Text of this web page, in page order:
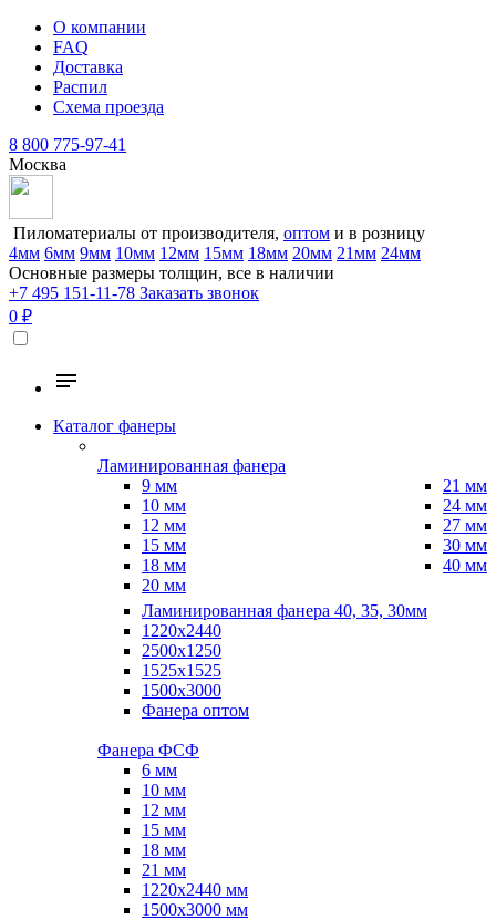
О компании
FAQ
Доставка
Распил
Схема проезда
8 800 775-97-41
Москва
Пиломатериалы от производителя, оптом и в розницу
4мм 6мм 9мм 10мм 12мм 15мм 18мм 20мм 21мм 24мм
Основные размеры толщин, все в наличии
+7 495 151-11-78 Заказать звонок
0 ₽
Каталог фанеры
Ламинированная фанера
9 мм
10 мм
12 мм
15 мм
18 мм
20 мм
21 мм
24 мм
27 мм
30 мм
40 мм
Ламинированная фанера 40, 35, 30мм
1220x2440
2500x1250
1525x1525
1500x3000
Фанера оптом
Фанера ФСФ
6 мм
10 мм
12 мм
15 мм
18 мм
21 мм
1220х2440 мм
1500х3000 мм